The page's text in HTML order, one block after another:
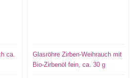
ca.
Glasröhre Zirben-Weihrauch mit
Bio-Zirbenöl fein, ca. 30 g